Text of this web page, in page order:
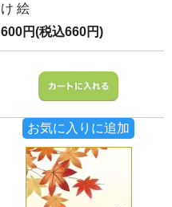
け 絵
600円(税込660円)
お気に入りに追加